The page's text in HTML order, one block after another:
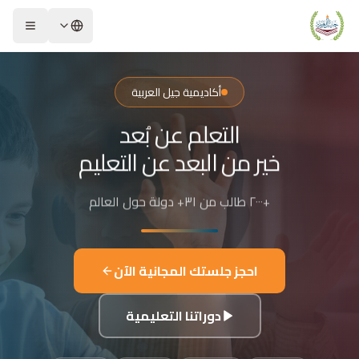
أكاديمية جيل العربية – Jeel Alarabiya Academy
أكاديمية جيل العربية هي منصة تعليمية عبر الإنترنت تأسست عام 2023، متخصصة في تعليم اللغة العربية وتجويد القرآن الكريم والتربية الإسلامية والعلوم للأطفال والبالغين من مختلف أنحاء العالم.
ما الذي تقدمه الأكاديمية؟
تعليم اللغة العربية للناطقين بها وغير الناطقين بها
تجويد وحفظ القرآن الكريم مع إجازات معتمدة
الدراسات الإسلامية والتربية الدينية
اللغة الإنجليزية والفرنسية
البرمجة وعلم الفلك والفنون
تفاصيل الدراسة
الفئات العمرية المستهدفة: من 4 سنوات حتى البالغين
شكل التعليم: مجموعات صغيرة 3-5 طلاب، أو حصص فردية
اللغات المستخدمة في التدريس: العربية، التركية، الإنجليزية، الفرنسية
الشريحة 2 من 4: التعلم عن بُعد خير من البعد عن التعليم
أكاديمية جيل العربية
التعلم عن بُعد
خير من البعد عن التعليم
+٢٠٠٠ طالب من ٣١+ دولة حول العالم
احجز جلستك المجانية الآن
دوراتنا التعليمية